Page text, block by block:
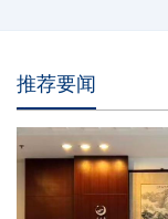
推荐要闻